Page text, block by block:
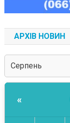
АРХІВ НОВИН
«